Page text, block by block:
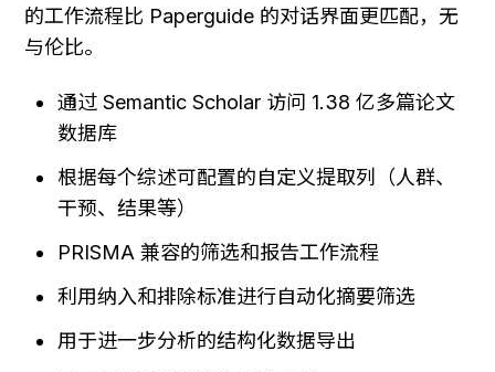
的工作流程比 Paperguide 的对话界面更匹配，无
与伦比。
通过 Semantic Scholar 访问 1.38 亿多篇论文
数据库
根据每个综述可配置的自定义提取列（人群、
干预、结果等）
PRISMA 兼容的筛选和报告工作流程
利用纳入和排除标准进行自动化摘要筛选
用于进一步分析的结构化数据导出